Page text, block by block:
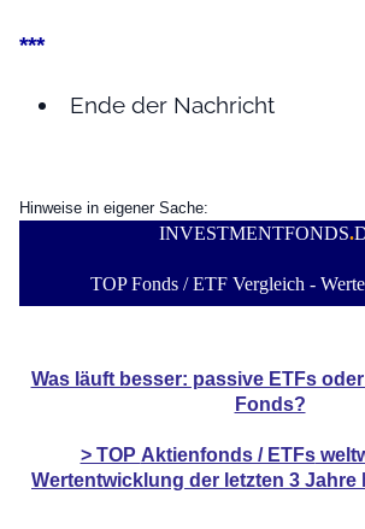
***
Ende der Nachricht
Hinweise in eigener Sache:
INVESTMENTFONDS.
TOP Fonds / ETF Vergleich -
Was läuft besser: passive ETFs
Fonds?
> TOP Aktienfonds / ETFs
Wertentwicklung der letzten 3